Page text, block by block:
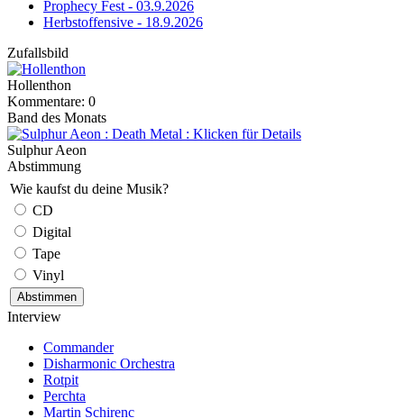
Prophecy Fest - 03.9.2026
Herbstoffensive - 18.9.2026
Zufallsbild
Hollenthon
Kommentare: 0
Band des Monats
Sulphur Aeon
Abstimmung
Wie kaufst du deine Musik?
CD
Digital
Tape
Vinyl
Interview
Commander
Disharmonic Orchestra
Rotpit
Perchta
Martin Schirenc